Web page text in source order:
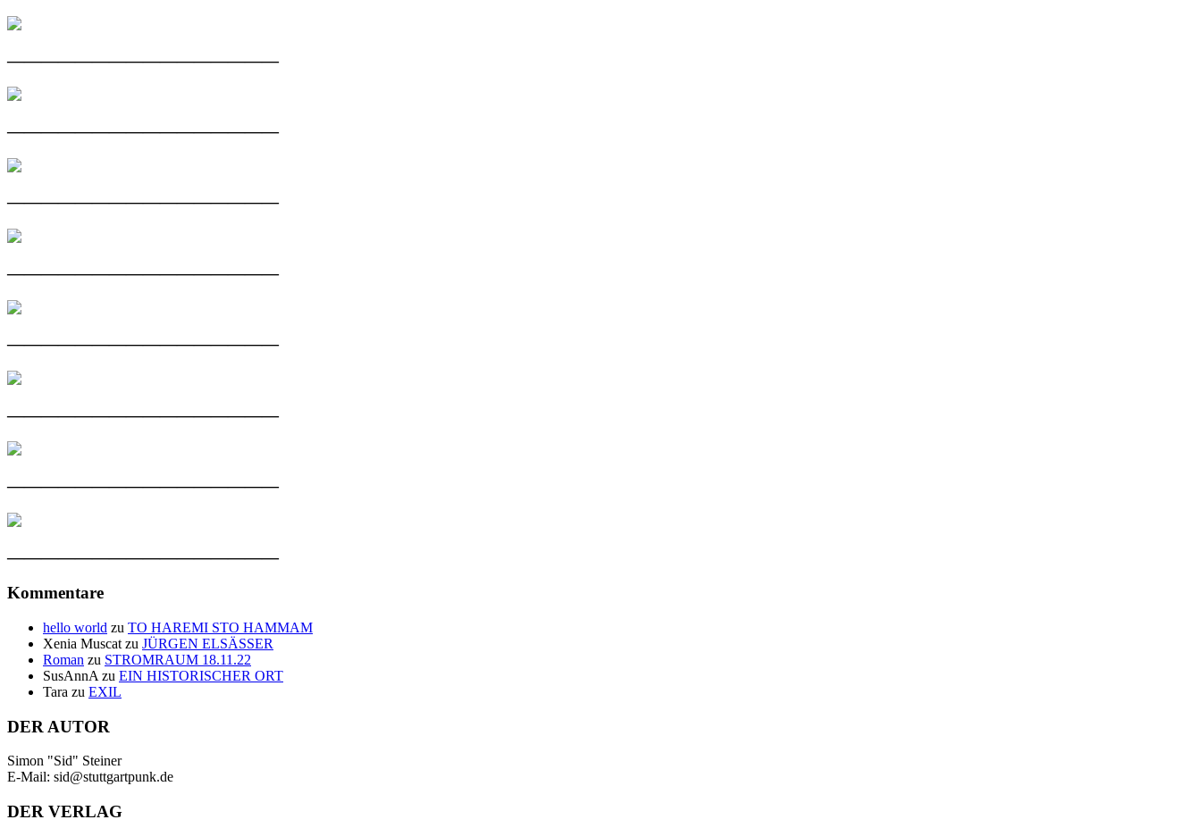
————————————————
————————————————
————————————————
————————————————
————————————————
————————————————
————————————————
————————————————
Kommentare
hello world zu TO HAREMI STO HAMMAM
Xenia Muscat zu JÜRGEN ELSÄSSER
Roman zu STROMRAUM 18.11.22
SusAnnA zu EIN HISTORISCHER ORT
Tara zu EXIL
DER AUTOR
Simon "Sid" Steiner
E-Mail: sid@stuttgartpunk.de
DER VERLAG